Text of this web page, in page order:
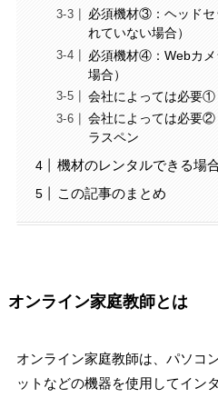
必須機材③：ヘッドセ
れていない場合）
必須機材④：Webカ
場合）
会社によっては必要①
会社によっては必要②
ラスペン
機材のレンタルできる場
この記事のまとめ
オンライン家庭教師とは
オンライン家庭教師は、パソコ
ットなどの機器を使用してイン